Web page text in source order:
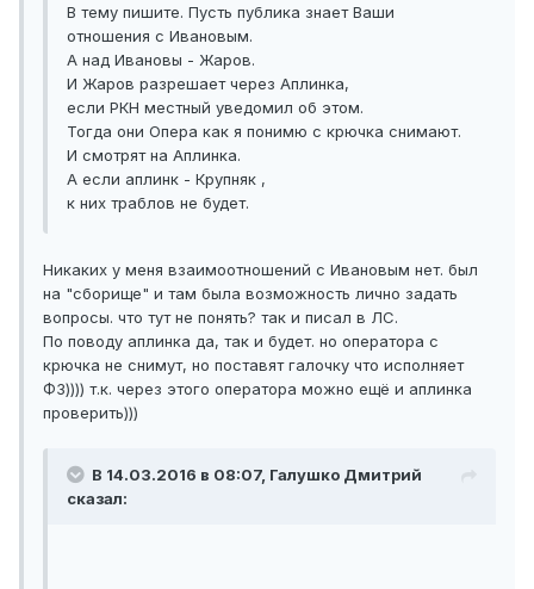
В тему пишите. Пусть публика знает Ваши
отношения с Ивановым.
А над Ивановы - Жаров.
И Жаров разрешает через Аплинка,
если РКН местный уведомил об этом.
Тогда они Опера как я понимю с крючка снимают.
И смотрят на Аплинка.
А если аплинк - Крупняк ,
к них траблов не будет.
Никаких у меня взаимоотношений с Ивановым нет. был
на "сборище" и там была возможность лично задать
вопросы. что тут не понять? так и писал в ЛС.
По поводу аплинка да, так и будет. но оператора с
крючка не снимут, но поставят галочку что исполняет
ФЗ)))) т.к. через этого оператора можно ещё и аплинка
проверить)))
В 14.03.2016 в 08:07, Галушко Дмитрий
сказал: